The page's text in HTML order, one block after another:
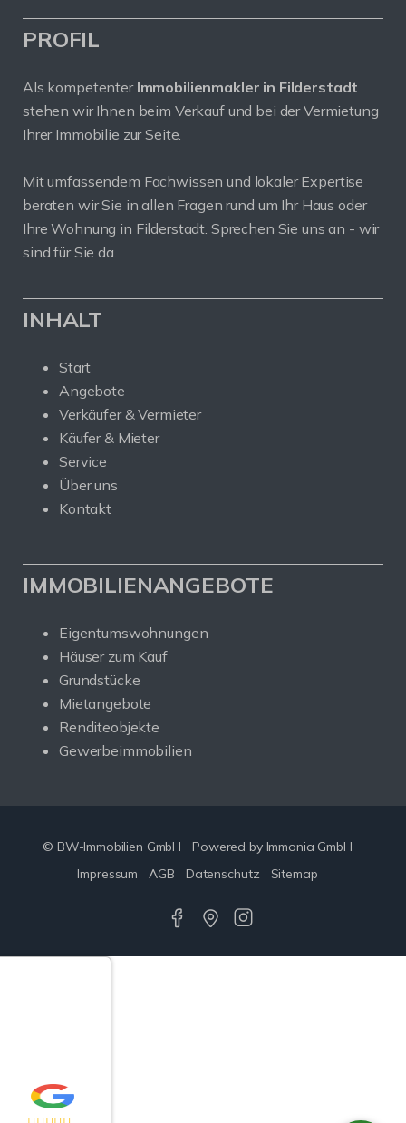
PROFIL
Als kompetenter Immobilienmakler in Filderstadt
stehen wir Ihnen beim Verkauf und bei der Vermietung
Ihrer Immobilie zur Seite.
Mit umfassendem Fachwissen und lokaler Expertise
beraten wir Sie in allen Fragen rund um Ihr Haus oder
Ihre Wohnung in Filderstadt. Sprechen Sie uns an - wir
sind für Sie da.
INHALT
Start
Angebote
Verkäufer & Vermieter
Käufer & Mieter
Service
Über uns
Kontakt
IMMOBILIENANGEBOTE
Eigentumswohnungen
Häuser zum Kauf
Grundstücke
Mietangebote
Renditeobjekte
Gewerbeimmobilien
© BW-Immobilien GmbH
Powered by Immonia GmbH
Impressum
AGB Datenschutz Sitemap